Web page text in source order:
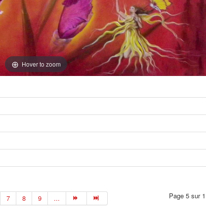
Hover to zoom
Page 5 sur
7 8 9 ...